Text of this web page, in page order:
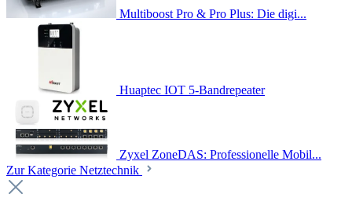
Multiboost Pro & Pro Plus: Die digi...
Huaptec IOT 5-Bandrepeater
Zyxel ZoneDAS: Professionelle Mobil...
Zur Kategorie Netztechnik